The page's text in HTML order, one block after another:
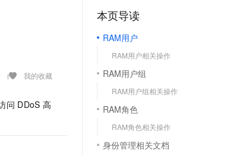
我的收藏
问 DDoS 高
本页导读
RAM用户
RAM用户相关操作
RAM用户组
RAM用户组相关操作
RAM角色
RAM角色相关操作
身份管理相关文档
语音识别与合成
Qwen3-TTS-Flash
全托管，含MySQL、PostgreSQL、SQL Server、MariaDB多引擎
平台
轻量应用服务器
数字证书管理服务（原SSL证书）
实现全站HTTPS，呈现可信的WEB访问
V4-Pro
HOT
从聊天伙伴进化为能主动干活的本地数字员工
一句话生成原生可编辑精美 PPT 文稿
输入一句话想法, 轻松生成专业的 PPT
一键部署幻兽帕鲁游戏服务器
一键购买专属联机服务器，轻松开启游戏
漫剧工坊：一站式动画创作平台
快速生产连贯的高质量长漫剧
高效部署网站，快速应用到小程序
键激活电商全链路生产力
打造优质广告素材
AI 生产力先锋
先锋实践拓展 AI 生产力的边界
飞天发布时刻
所见，即是所愿
从基础到进阶，Agent 创客手把手教你
创新加速
阿里云 OPC 创新助力计划
Token 补贴，五大权
益加速 OPC 成功
上云迁移
Al MaaS 服务伙伴赋能合作
伙伴信用分合作计划
更多支持
合作伙伴培训与认证
查询合作伙伴
登录合作伙伴管理后台
我要建议
校园招聘